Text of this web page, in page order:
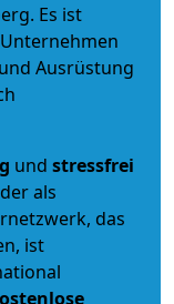
Es ist
Ausrüstung
und stressfrei
als
das
ist